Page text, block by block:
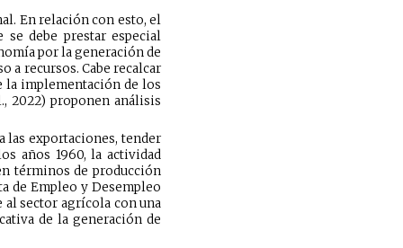
En relación con esto, el
se debe prestar especial
por la generación de
a recursos. Cabe recalcar
la implementación de los
2022) proponen análisis
las exportaciones, tender
años 1960, la actividad
términos de producción
de Empleo y Desempleo
al sector agrícola con una
de la generación de